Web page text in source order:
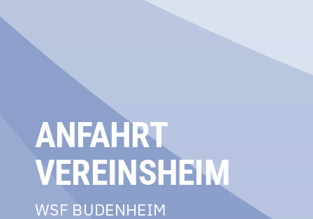
ANFAHRT
VEREINSHEIM
WSF BUDENHEIM